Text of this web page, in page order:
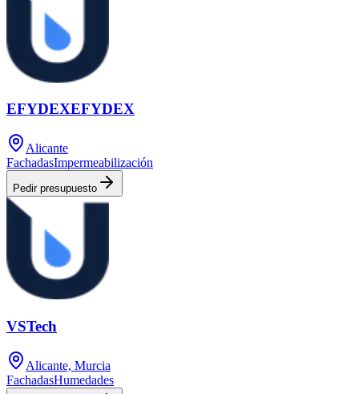
EFYDEXEFYDEX
Alicante
FachadasImpermeabilización
Pedir presupuesto
VSTech
Alicante, Murcia
FachadasHumedades